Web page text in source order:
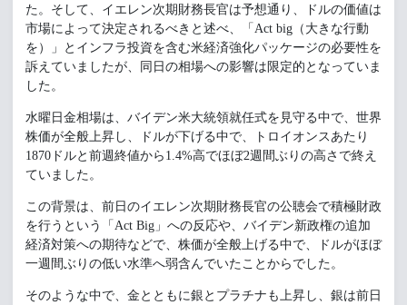
た。そして、イエレン次期財務長官は予想通り、ドルの価値は
市場によって決定されるべきと述べ、「Act big（大きな行動
を）」とインフラ投資を含む米経済強化パッケージの必要性を
訴えていましたが、同日の相場への影響は限定的となっていま
した。
水曜日金相場は、バイデン米大統領就任式を見守る中で、世界
株価が全般上昇し、ドルが下げる中で、トロイオンスあたり
1870ドルと前週終値から1.4%高でほぼ2週間ぶりの高さで終え
ていました。
この背景は、前日のイエレン次期財務長官の公聴会で積極財政
を行うという「Act Big」への反応や、バイデン新政権の追加
経済対策への期待などで、株価が全般上げる中で、ドルがほぼ
一週間ぶりの低い水準へ弱含んでいたことからでした。
そのような中で、金とともに銀とプラチナも上昇し、銀は前日